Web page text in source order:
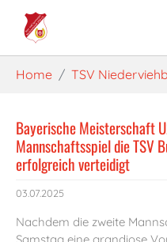
Home TSV
Bayerische Meisterschaft
Mannschaftsspiel die TSV
erfolgreich verteidigt
03.07.2025
Nachdem die zweite